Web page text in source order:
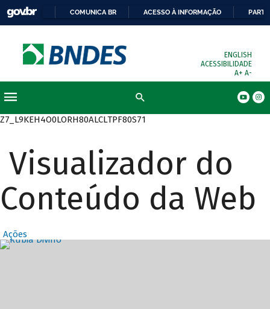
COMUNICA BR ACESSO À INFORMAÇÃO
ENGLISH
ACESSIBILIDADE
A+ A-
Z7_L9KEH4O0LORH80ALCLTPF80S71
Visualizador do
Conteúdo da Web
Ações
Destaques